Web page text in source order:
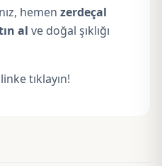
hemen zerdeçal
al ve doğal şıklığı
tıklayın!